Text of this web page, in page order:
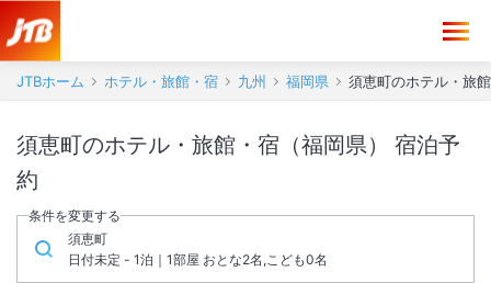
JTBホーム ホテル・旅館・宿 九州 福岡県 須恵町のホテル・旅
須恵町のホテル・旅館・宿（福岡県） 宿泊予
約
条件を変更する
須恵町
日付未定 - 1泊｜1部屋 おとな2名,こども0名